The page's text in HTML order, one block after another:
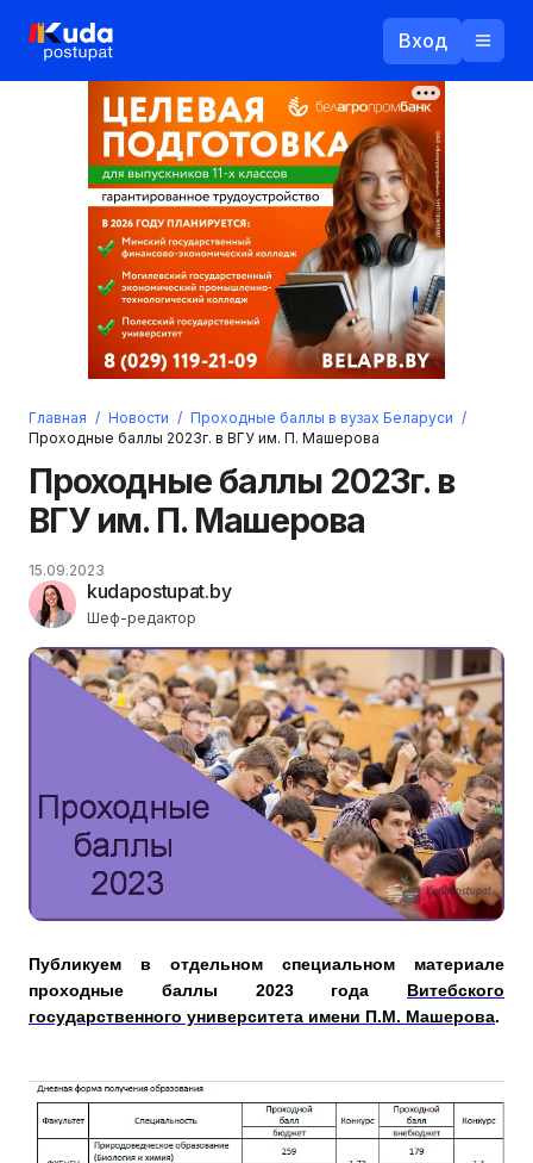
Вход
Логин
Пароль
Войти
Регистрация
Назад
Ваш email
Прислать пароль
Главная / Новости / Проходные баллы в вузах Беларуси /
Проходные баллы 2023г. в ВГУ им. П. Машерова
Проходные баллы 2023г. в
ВГУ им. П. Машерова
kudapostupat.by
Шеф-редактор
15.09.2023
Публикуем в отдельном специальном материале
проходные баллы 2023 года Витебского
государственного университета имени П.М. Машерова.